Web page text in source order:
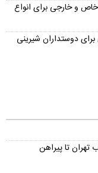
زیبا، بامزه، خاص و خارجی برای انواع
دوستداران شیرینی
تهران تا پیراهن